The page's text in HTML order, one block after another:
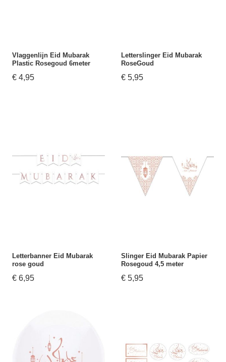
Vlaggenlijn Eid Mubarak
Plastic Rosegoud 6meter
€ 4,95
Letterslinger Eid Mubarak
RoseGoud
€ 5,95
Letterbanner Eid Mubarak
rose goud
€ 6,95
Slinger Eid Mubarak Papier
Rosegoud 4,5 meter
€ 5,95